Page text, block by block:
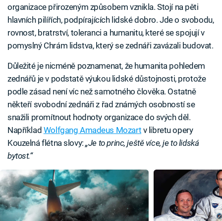
organizace přirozeným způsobem vznikla. Stojí na pěti
hlavních pilířích, podpírajících lidské dobro. Jde o svobodu,
rovnost, bratrství, toleranci a humanitu, které se spojují v
pomyslný Chrám lidstva, který se zednáři zavázali budovat.
Důležité je nicméně poznamenat, že humanita pohledem
zednářů je v podstatě výukou lidské důstojnosti, protože
podle zásad není víc než samotného člověka. Ostatně
někteří svobodní zednáři z řad známých osobností se
snažili promítnout hodnoty organizace do svých děl.
Například Wolfgang Amadeus Mozart v libretu opery
Kouzelná flétna slovy:„Je to princ, ještě více, je to lidská
bytost.“